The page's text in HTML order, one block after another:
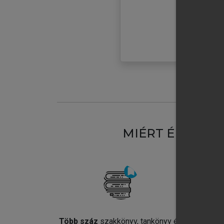
MIÉRT
Több száz szakkönyv, tankönyv és